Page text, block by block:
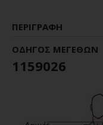
ΠΕΡΙΓΡΑΦΉ
ΟΔΗΓΌΣ ΜΕΓΕΘΏΝ
1159026